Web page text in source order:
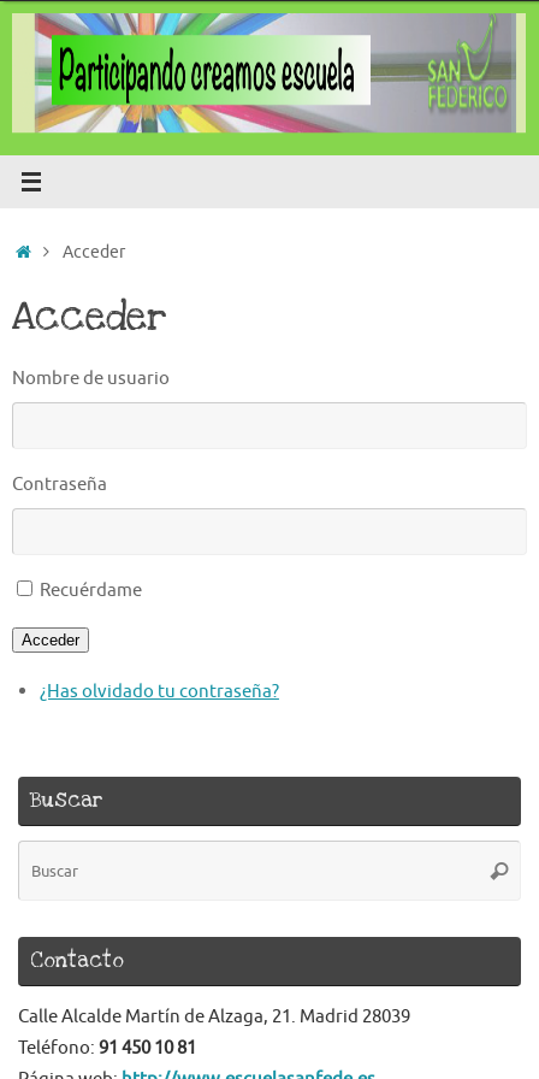
Saltar
contenido
InicioAcceder
Acceder
Nombre de usuario
Contraseña
Recuérdame
Acceder
¿Has olvidado tu contraseña?
Buscar
Contacto
Calle Alcalde Martín de Alzaga, 21. Madrid 28039
Teléfono: 91 450 10 81